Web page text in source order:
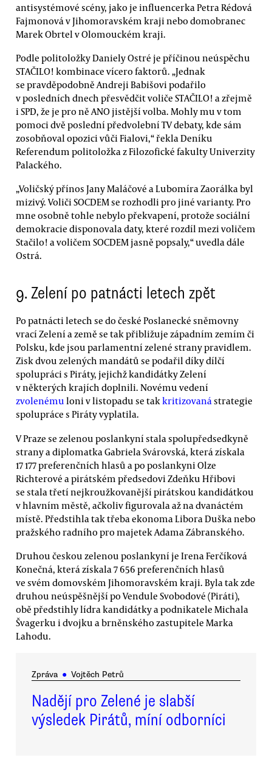
antisystémové scény, jako je influencerka Petra Rédová
Fajmonová v Jihomoravském kraji nebo domobranec
Marek Obrtel v Olomouckém kraji.
Podle politoložky Daniely Ostré je příčinou neúspěchu
STAČILO! kombinace vícero faktorů. „Jednak
se pravděpodobně Andreji Babišovi podařilo
v posledních dnech přesvědčit voliče STAČILO! a zřejmě
i SPD, že je pro ně ANO jistější volba. Mohly mu v tom
pomoci dvě poslední předvolební TV debaty, kde sám
zosobňoval opozici vůči Fialovi,“ řekla Deníku
Referendum politoložka z Filozofické fakulty Univerzity
Palackého.
„Voličský přínos Jany Maláčové a Lubomíra Zaorálka byl
mizivý. Voliči SOCDEM se rozhodli pro jiné varianty. Pro
mne osobně tohle nebylo překvapení, protože sociální
demokracie disponovala daty, které rozdíl mezi voličem
Stačilo! a voličem SOCDEM jasně popsaly,“ uvedla dále
Ostrá.
9. Zelení po patnácti letech zpět
Po patnácti letech se do české Poslanecké sněmovny
vrací Zelení a země se tak přibližuje západním zemím či
Polsku, kde jsou parlamentní zelené strany pravidlem.
Zisk dvou zelených mandátů se podařil díky dílčí
spolupráci s Piráty, jejichž kandidátky Zelení
v některých krajích doplnili. Novému vedení
zvolenému loni v listopadu se takkritizovanástrategie
spolupráce s Piráty vyplatila.
V Praze se zelenou poslankyní stala spolupředsedkyně
strany a diplomatka Gabriela Svárovská, která získala
17 177 preferenčních hlasů a po poslankyni Olze
Richterové a pirátském předsedovi Zdeňku Hřibovi
se stala třetí nejkroužkovanější pirátskou kandidátkou
v hlavním městě, ačkoliv figurovala až na dvanáctém
místě. Předstihla tak třeba ekonoma Libora Duška nebo
pražského radního pro majetek Adama Zábranského.
Druhou českou zelenou poslankyní je Irena Ferčíková
Konečná, která získala 7 656 preferenčních hlasů
ve svém domovském Jihomoravském kraji. Byla tak zde
druhou neúspěšnější po Vendule Svobodové (Piráti),
obě předstihly lídra kandidátky a podnikatele Michala
Švagerku i dvojku a brněnského zastupitele Marka
Lahodu.
Zpráva ● Vojtěch Petrů
Nadějí pro Zelené je slabší
výsledek Pirátů, míní odborníci